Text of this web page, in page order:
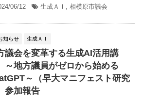
06/12 生成ＡＩ , 相模原市議会
知らせ 生成ＡＩ
議会を変革する生成AI活用講
地方議員がゼロから始める
～（早大マニフェスト研究
参加報告